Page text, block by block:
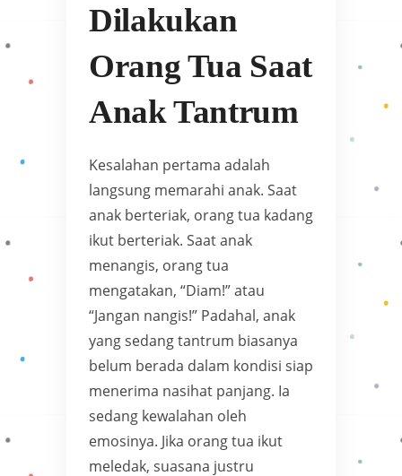
Dilakukan
Orang Tua Saat
Anak Tantrum
Kesalahan pertama adalah
langsung memarahi anak. Saat
anak berteriak, orang tua kadang
ikut berteriak. Saat anak
menangis, orang tua
mengatakan, “Diam!” atau
“Jangan nangis!” Padahal, anak
yang sedang tantrum biasanya
belum berada dalam kondisi siap
menerima nasihat panjang. Ia
sedang kewalahan oleh
emosinya. Jika orang tua ikut
meledak, suasana justru